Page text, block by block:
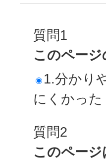
質問1
このペー
1.分かり
にくかった
質問2
このペー